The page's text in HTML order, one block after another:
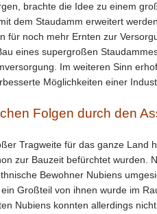
brachte die Idee zu einem
dem Staudamm erweitert
für noch mehr Ernten zur
eines supergroßen
Im weiteren Sinn
Möglichkeiten einer
Folgen durch den
Tragweite für das ganze Land
zur Bauzeit befürchtet wurden.
Bewohner Nubiens
Großteil von ihnen wurde im
Nubiens konnten allerdings